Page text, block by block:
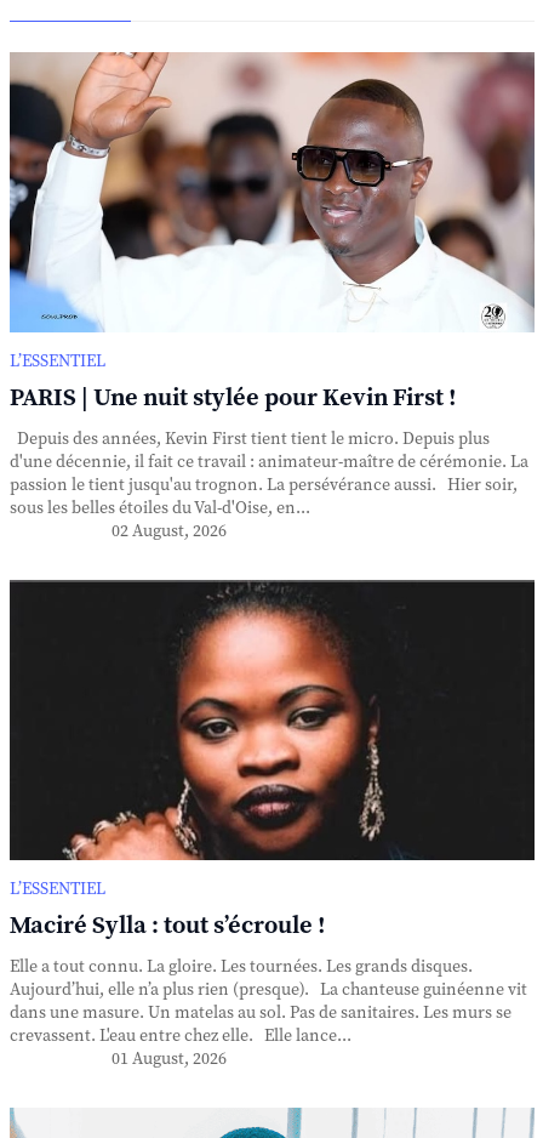
L’ESSENTIEL
PARIS | Une nuit stylée pour Kevin First !
Depuis des années, Kevin First tient tient le micro. Depuis plus
d'une décennie, il fait ce travail : animateur-maître de cérémonie. La
passion le tient jusqu'au trognon. La persévérance aussi. Hier soir,
sous les belles étoiles du Val-d'Oise, en...
02 August, 2026
L’ESSENTIEL
Maciré Sylla : tout s’écroule !
Elle a tout connu. La gloire. Les tournées. Les grands disques.
Aujourd’hui, elle n’a plus rien (presque). La chanteuse guinéenne vit
dans une masure. Un matelas au sol. Pas de sanitaires. Les murs se
crevassent. L'eau entre chez elle. Elle lance...
01 August, 2026